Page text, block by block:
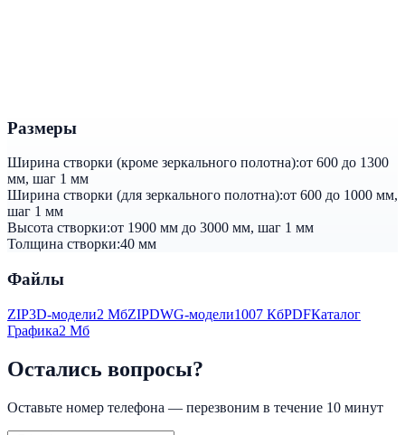
Размеры
Ширина створки (кроме зеркального полотна):от 600 до 1300
мм, шаг 1 мм
Ширина створки (для зеркального полотна):от 600 до 1000 мм,
шаг 1 мм
Высота створки:от 1900 мм до 3000 мм, шаг 1 мм
Толщина створки:40 мм
Файлы
ZIP3D-модели2 МбZIPDWG-модели1007 КбPDFКаталог
Графика2 Мб
Остались вопросы?
Оставьте номер телефона — перезвоним в течение 10 минут